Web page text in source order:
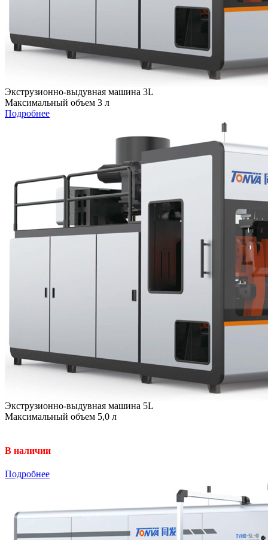
Экструзионно-выдувная машина 3L
Максимальный объем 3 л
Подробнее
Экструзионно-выдувная машина 5L
Максимальный объем 5,0 л
В наличии
Подробнее